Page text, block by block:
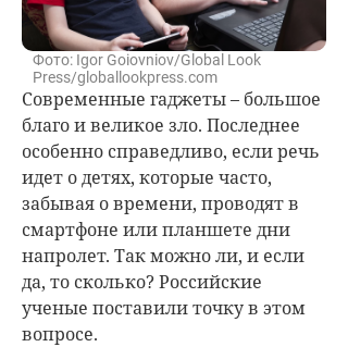
Фото: Igor Goiovniov/Global Look
Press/globallookpress.com
Современные гаджеты – большое
благо и великое зло. Последнее
особенно справедливо, если речь
идет о детях, которые часто,
забывая о времени, проводят в
смартфоне или планшете дни
напролет. Так можно ли, и если
да, то сколько? Российские
ученые поставили точку в этом
вопросе.